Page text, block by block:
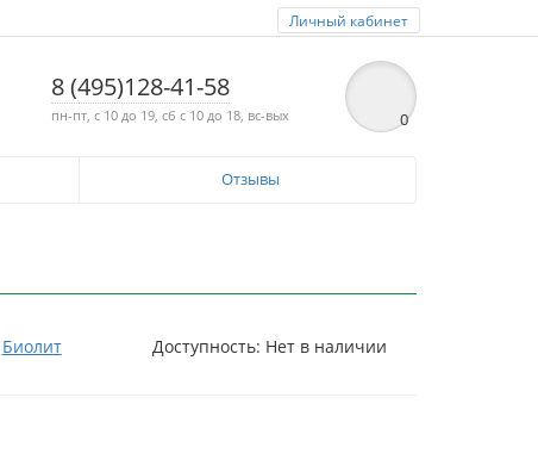
Личный кабинет
8 (495)128-41-58
пн-пт, с 10 до 19, сб с 10 до 18, вс-вых 0
Отзывы
Биолит
Доступность: Нет в наличии